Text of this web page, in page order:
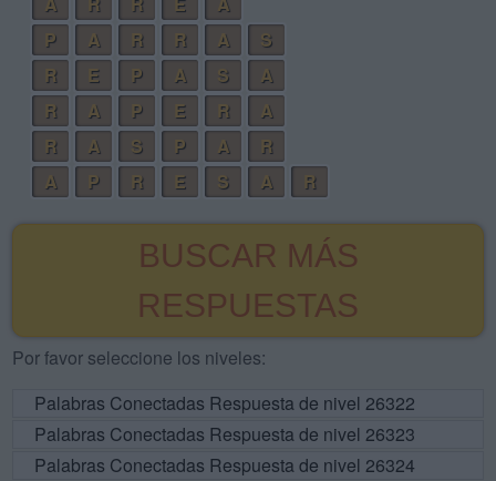
P
A R R A
S
R
E P A S
A
R
A P E R
A
R
A S P A
R
A
P R E S A R
BUSCAR MÁS
RESPUESTAS
Por favor seleccione los niveles:
Palabras Conectadas Respuesta de nivel 26322
Palabras Conectadas Respuesta de nivel 26323
Palabras Conectadas Respuesta de nivel 26324